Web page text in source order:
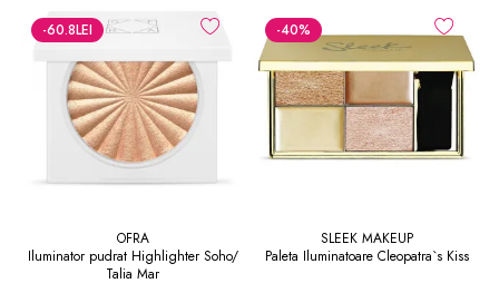
-60.8LEI
OFRA
Iluminator pudrat Highlighter Soho/
Talia Mar
-40%
SLEEK MAKEUP
Paleta Iluminatoare Cleopatra`s Kiss